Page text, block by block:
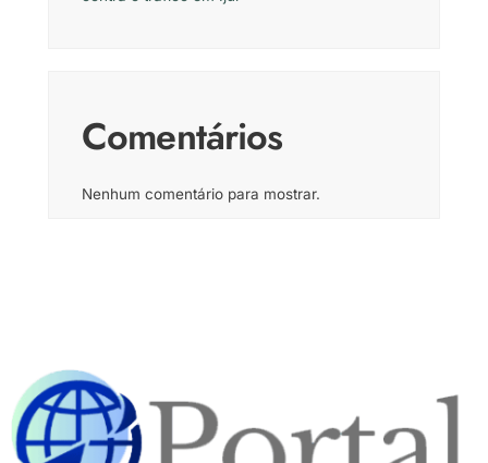
Comentários
Nenhum comentário para mostrar.